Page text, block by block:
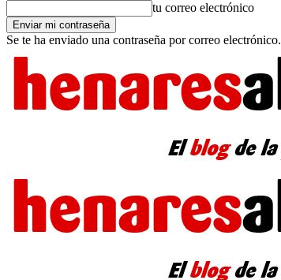
tu correo electrónico
Se te ha enviado una contraseña por correo electrónico.